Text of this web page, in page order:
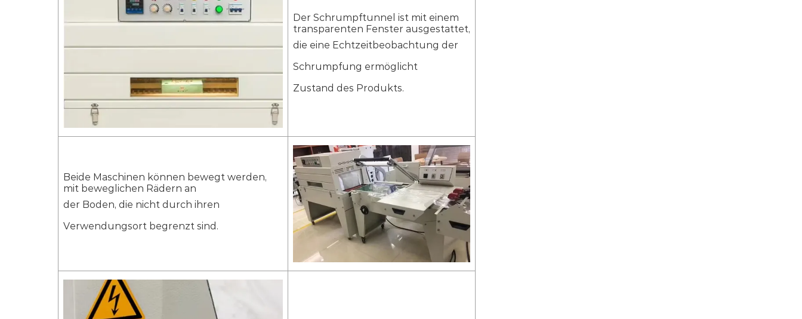
Der Schrumpftunnel ist mit einem
transparenten Fenster ausgestattet,
die eine Echtzeitbeobachtung der
Schrumpfung ermöglicht
Zustand des Produkts.
Beide Maschinen können bewegt werden,
mit beweglichen Rädern an
der Boden, die nicht durch ihren
Verwendungsort begrenzt sind.